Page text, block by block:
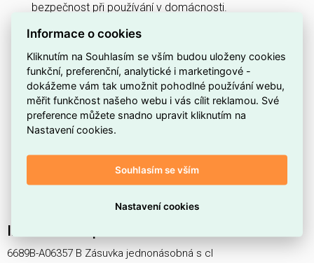
bezpečnost při používání v domácnosti.
Díky integrovanésignalizaci
Patří do produktové řadyReflex, takže snadno
zapadne k dalším prvkům stejné série.
Jedná se o typ6619, což usnadní výběr náhradních dílů
a kompatibilních komponent.
Zásuvka je v odstínualpské bílé, který ladí s většinou
Interní název produktu
6689B-A06357 B Zásuvka jednonásobná s cl
Informace o cookies
Kliknutím na Souhlasím se vším budou uloženy cookies
funkční, preferenční, analytické i marketingové -
dokážeme vám tak umožnit pohodlné používání webu,
měřit funkčnost našeho webu i vás cílit reklamou. Své
preference můžete snadno upravit kliknutím na
Nastavení cookies.
Souhlasím se vším
Nastavení cookies